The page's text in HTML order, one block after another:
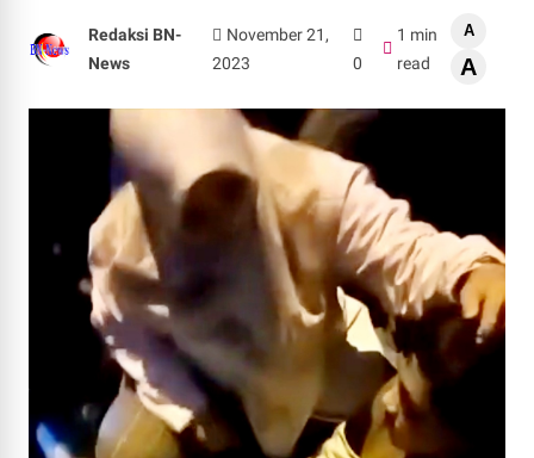
Redaksi BN-
News
November 21,
2023
0
1 min
read
A
A